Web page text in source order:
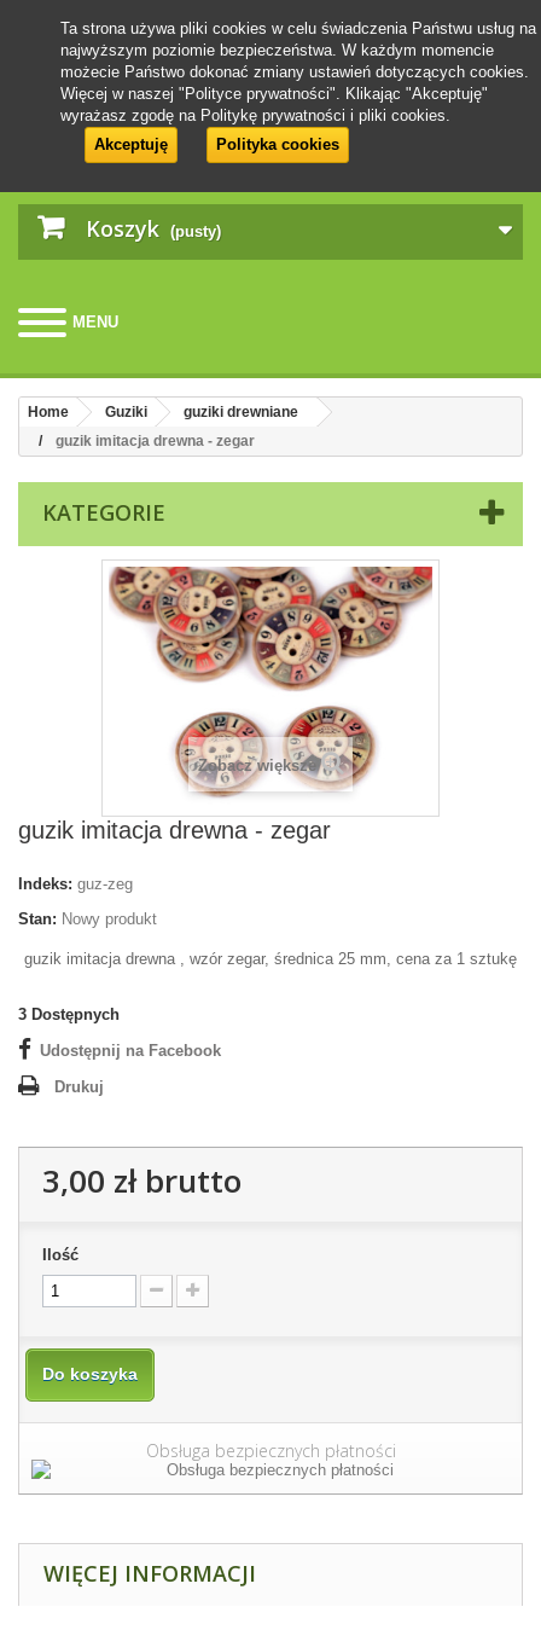
Koszyk (pusty)
MENU
Ta strona używa pliki cookies w celu świadczenia Państwu usług na
najwyższym poziomie bezpieczeństwa. W każdym momencie
możecie Państwo dokonać zmiany ustawień dotyczących cookies.
Więcej w naszej "Polityce prywatności". Klikając "Akceptuję"
wyrażasz zgodę na Politykę prywatności i pliki cookies.
Akceptuję
Polityka cookies
Home Guziki
guziki drewniane
guzik imitacja drewna - zegar
KATEGORIE
Zobacz większe
guzik imitacja drewna - zegar
Indeks: guz-zeg
Stan: Nowy produkt
guzik imitacja drewna , wzór zegar, średnica 25 mm, cena za 1 sztukę
3 Dostępnych
Udostępnij na Facebook
Drukuj
3,00 złbrutto
Ilość
Do koszyka
Obsługa bezpiecznych płatności
WIĘCEJ INFORMACJI